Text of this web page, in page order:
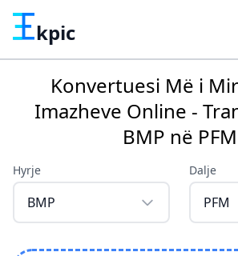
kpic
Konvertuesi Më i
Imazheve Online -
BMP në PFM
Hyrje
BMP
Dalje
PFM